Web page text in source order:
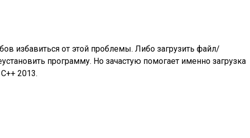
избавиться от этой проблемы. Либо загрузить файл/
программу. Но зачастую помогает именно загрузка
2013.